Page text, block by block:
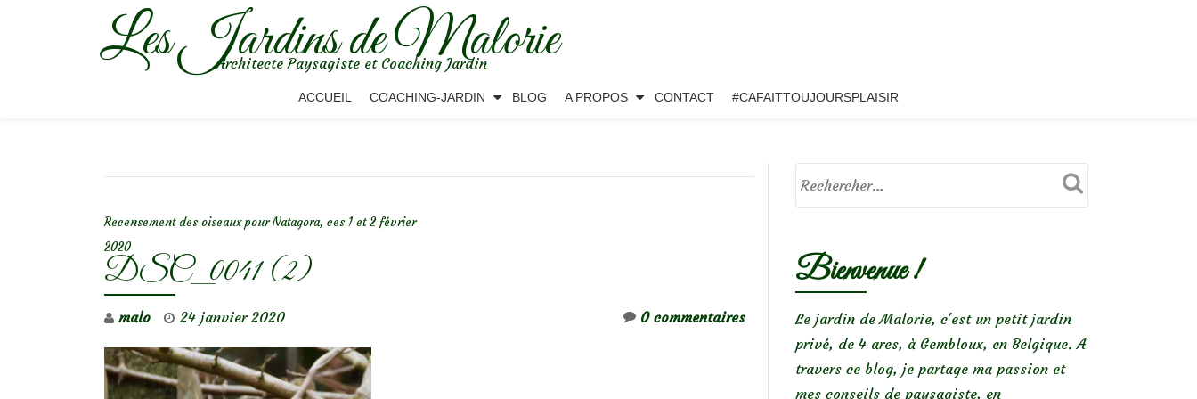
Les Jardins de Malorie
Architecte Paysagiste et Coaching Jardin
ACCUEIL COACHING-JARDIN BLOG A PROPOS CONTACT #CAFAITTOUJOURSPLAISIR
Recensement des oiseaux pour Natagora, ces 1 et 2 février
2020
DSC_0041 (2)
malo 24 janvier 2020 0 commentaires
Bienvenue !
Le jardin de Malorie, c'est un petit jardin
privé, de 4 ares, à Gembloux, en Belgique. A
travers ce blog, je partage ma passion et
mes conseils de paysagiste, en